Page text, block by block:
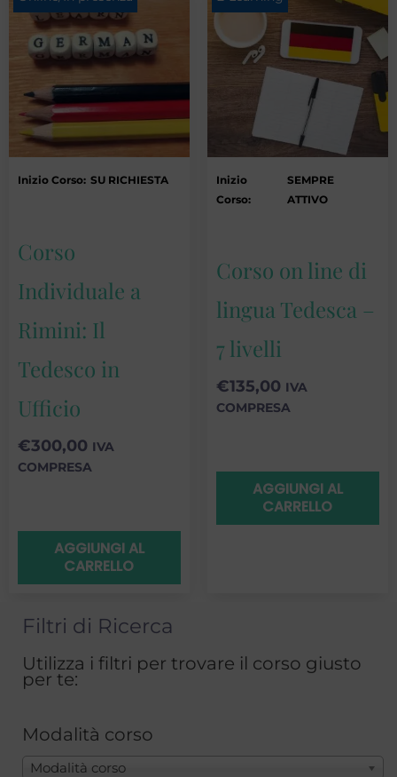
Inizio Corso: SU RICHIESTA
Corso
Individuale a
Rimini: Il
Tedesco in
Ufficio
€300,00 IVA
COMPRESA
AGGIUNGI AL
CARRELLO
Inizio
Corso:
SEMPRE
ATTIVO
Corso on line di
lingua Tedesca –
7 livelli
€135,00 IVA
COMPRESA
AGGIUNGI AL
CARRELLO
Filtri di Ricerca
Utilizza i filtri per trovare il corso giusto
per te:
Modalità corso
Modalità corso